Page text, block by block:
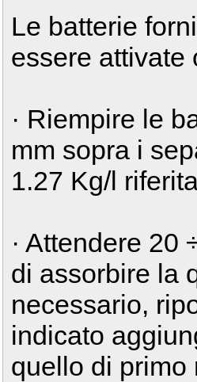
Le batterie
essere attivate
· Riempire le
mm sopra i
1.27 Kg/l
· Attendere
di assorbire la
necessario,
indicato
quello di primo